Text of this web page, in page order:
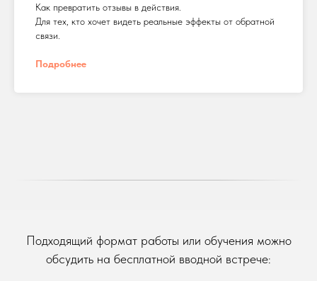
Как превратить отзывы в действия.
Для тех, кто хочет видеть реальные эффекты от обратной
связи.
Подробнее
Подходящий формат работы или обучения можно
обсудить на бесплатной вводной встрече: